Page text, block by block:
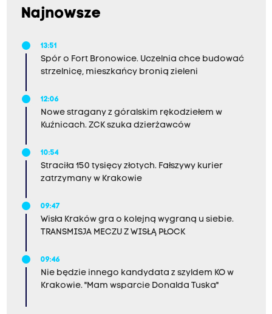
Najnowsze
13:51
Spór o Fort Bronowice. Uczelnia chce budować
strzelnicę, mieszkańcy bronią zieleni
12:06
Nowe stragany z góralskim rękodziełem w
Kuźnicach. ZCK szuka dzierżawców
10:54
Straciła 150 tysięcy złotych. Fałszywy kurier
zatrzymany w Krakowie
09:47
Wisła Kraków gra o kolejną wygraną u siebie.
TRANSMISJA MECZU Z WISŁĄ PŁOCK
09:46
Nie będzie innego kandydata z szyldem KO w
Krakowie. "Mam wsparcie Donalda Tuska"